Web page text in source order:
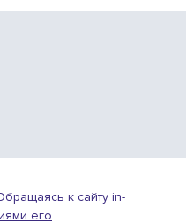
к сайту in-
его